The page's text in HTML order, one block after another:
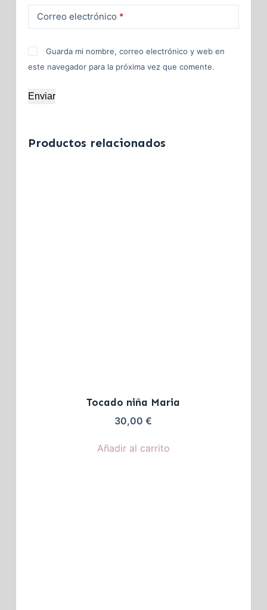
Correo electrónico *
Guarda mi nombre, correo electrónico y web en
este navegador para la próxima vez que comente.
Enviar
Productos relacionados
Tocado niña Maria
30,00€
Añadir al carrito